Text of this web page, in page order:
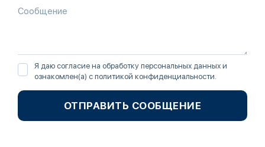
Я даю согласие на обработку персональных данных и
ознакомлен(а) с политикой конфиденциальности
ОТПРАВИТЬ СООБЩЕНИЕ